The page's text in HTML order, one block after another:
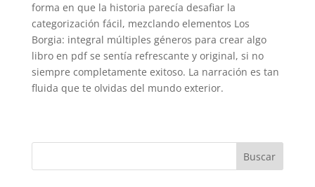
forma en que la historia parecía desafiar la
categorización fácil, mezclando elementos Los
Borgia: integral múltiples géneros para crear algo
libro en pdf se sentía refrescante y original, si no
siempre completamente exitoso. La narración es tan
fluida que te olvidas del mundo exterior.
Buscar